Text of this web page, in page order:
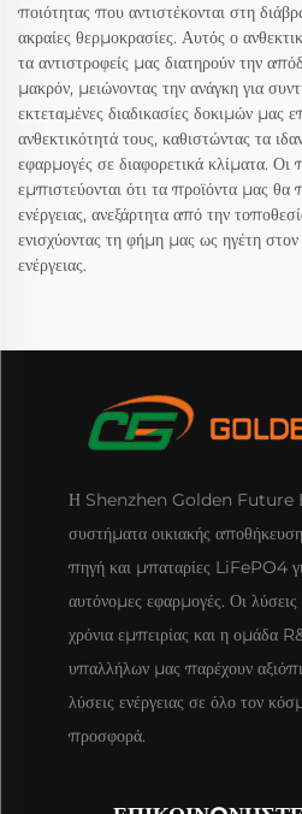
ποιότητας που αντιστέκονται στη
ακραίες θερμοκρασίες. Αυτός ο
τα αντιστροφείς μας διατηρούν την
μακρόν, μειώνοντας την ανάγκη για
εκτεταμένες διαδικασίες δοκιμών μας
ανθεκτικότητά τους, καθιστώντας τα
εφαρμογές σε διαφορετικά κλίματα.
εμπιστεύονται ότι τα προϊόντα μας θα
ενέργειας, ανεξάρτητα από την
ενισχύοντας τη φήμη μας ως ηγέτη
ενέργειας.
Η Shenzhen Golden Future
συστήματα οικιακής
πηγή και μπαταρίες LiFePO4
αυτόνομες εφαρμογές. Οι
χρόνια εμπειρίας και η ομάδα
υπαλλήλων μας παρέχουν
λύσεις ενέργειας σε όλο τον
προσφορά.